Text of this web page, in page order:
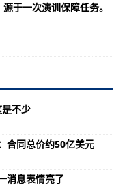
于一次演训保障任务。
不少
合同总价约50亿美元
消息表情亮了